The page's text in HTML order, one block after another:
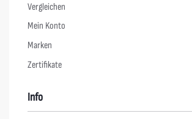
Vergleichen
Mein Konto
Marken
Zertifikate
Info